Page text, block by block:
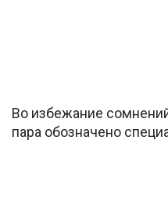
Во избежание
пара обозначено